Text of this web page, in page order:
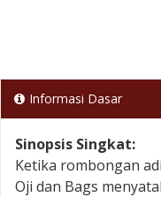
Informasi Dasar
Sinopsis Singkat:
Ketika rombongan
Oji dan Bags